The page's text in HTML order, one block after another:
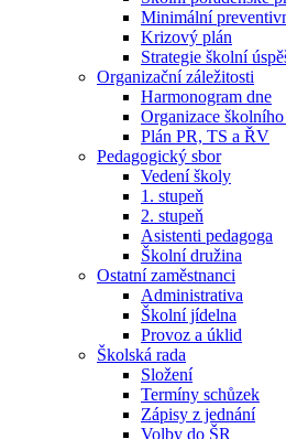
Minimální
Krizový plán
Strategie školní
Organizační záležitosti
Harmonogram dne
Organizace
Plán PR, TS a ŘV
Pedagogický sbor
Vedení školy
1. stupeň
2. stupeň
Asistenti pedagoga
Školní družina
Ostatní zaměstnanci
Administrativa
Školní jídelna
Provoz a úklid
Školská rada
Složení
Termíny schůzek
Zápisy z jednání
Volby do ŠR